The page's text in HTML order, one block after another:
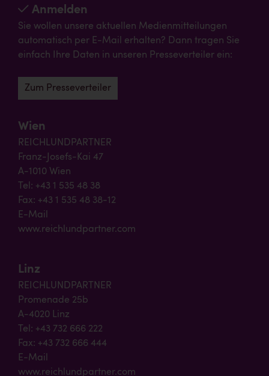
Anmelden
Sie wollen unsere aktuellen Medienmitteilungen
automatisch per E-Mail erhalten? Dann tragen Sie
einfach Ihre Daten in unseren Presseverteiler ein:
Zum Presseverteiler
Wien
REICHLUNDPARTNER
Franz-Josefs-Kai 47
A-1010 Wien
Tel: +43 1 535 48 38
Fax: +43 1 535 48 38-12
E-Mail
www.reichlundpartner.com
Linz
REICHLUNDPARTNER
Promenade 25b
A-4020 Linz
Tel: +43 732 666 222
Fax: +43 732 666 444
E-Mail
www.reichlundpartner.com